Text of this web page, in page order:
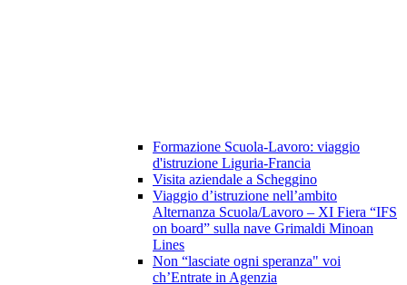
Formazione Scuola-Lavoro: viaggio
d'istruzione Liguria-Francia
Visita aziendale a Scheggino
Viaggio d’istruzione nell’ambito
Alternanza Scuola/Lavoro – XI Fiera “IFS
on board” sulla nave Grimaldi Minoan
Lines
Non “lasciate ogni speranza" voi
ch’Entrate in Agenzia